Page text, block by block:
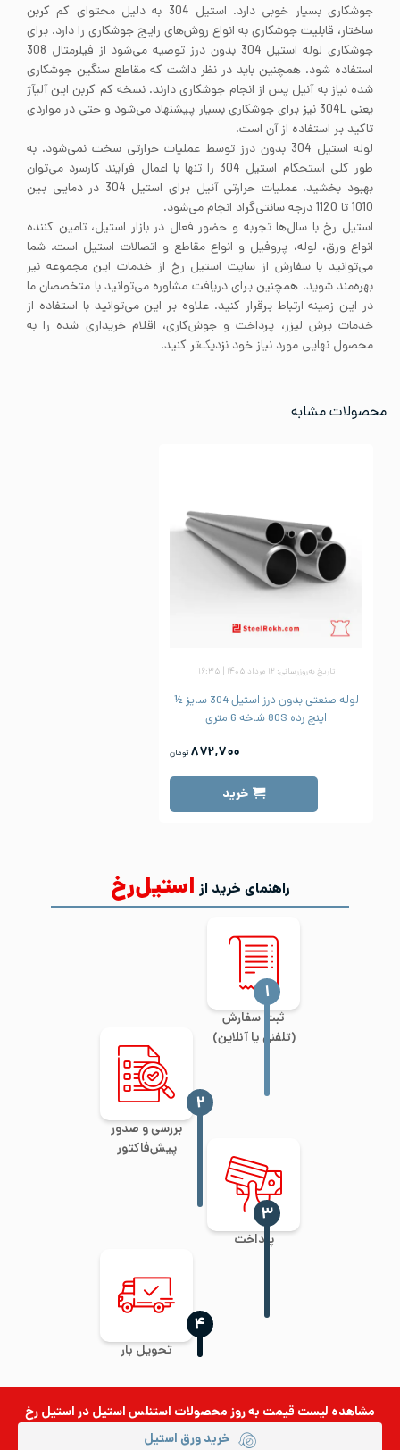
جوشکاری بسیار خوبی دارد. استیل 304 به دلیل محتوای کم کربن
ساختار، قابلیت جوشکاری به انواع روش‌های رایج جوشکاری را دارد. برای
جوشکاری لوله استیل 304 بدون درز توصیه می‌شود از فیلرمتال 308
استفاده شود. همچنین باید در نظر داشت که مقاطع سنگین جوشکاری
شده نیاز به آنیل پس از انجام جوشکاری دارند. نسخه کم کربن این آلیآژ
یعنی 304L نیز برای جوشکاری بسیار پیشنهاد می‌شود و حتی در مواردی
تاکید بر استفاده از آن است.
لوله استیل 304 بدون درز توسط عملیات حرارتی سخت نمی‌شود. به
طور کلی استحکام استیل 304 را تنها با اعمال فرآیند کارسرد می‌توان
بهبود بخشید. عملیات حرارتی آنیل برای استیل 304 در دمایی بین
1010 تا 1120 درجه سانتی‌گراد انجام می‌شود.
استیل رخ با سال‌ها تجربه و حضور فعال در بازار استیل، تامین کننده
انواع ورق، لوله، پروفیل و انواع مقاطع و اتصالات استیل است. شما
می‌توانید با سفارش از سایت استیل رخ از خدمات این مجموعه نیز
بهره‌مند شوید. همچنین برای دریافت مشاوره می‌توانید با متخصصان ما
در این زمینه ارتباط برقرار کنید. علاوه بر این می‌توانید با استفاده از
خدمات برش لیزر، پرداخت و جوش‌کاری، اقلام خریداری شده را به
محصول نهایی مورد نیاز خود نزدیک‌تر کنید.
محصولات مشابه
تاریخ به‌روزرسانی: ۱۲ مرداد ۱۴۰۵ | ۱۶:۳۵
لوله صنعتی بدون درز استیل 304 سایز ½
اینچ رده 80S شاخه 6 متری
۸۷۲,۷۰۰ تومان
خرید
راهنمای خرید از استیل‌رخ
ثبت سفارش
(تلفنی یا آنلاین)
‍۱
بررسی و صدور
پیش‌فاکتور
‍۲
پرداخت
‍۳
تحویل بار
‍۴
مشاهده لیست قیمت به روزمحصولات استنلس استیلدر استیل رخ
خرید ورق استیل